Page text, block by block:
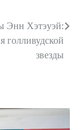
Энн Хэтэуэй:
голливудской
звезды